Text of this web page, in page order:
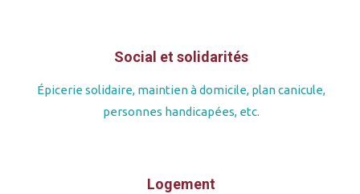
Social et solidarités
Épicerie solidaire, maintien à domicile, plan canicule,
personnes handicapées, etc.
Logement